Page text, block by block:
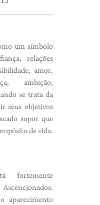
um símbolo
relações
amor,
ambição,
se trata da
seus objetivos
supor que
de vida.
fortemente
aparecimento